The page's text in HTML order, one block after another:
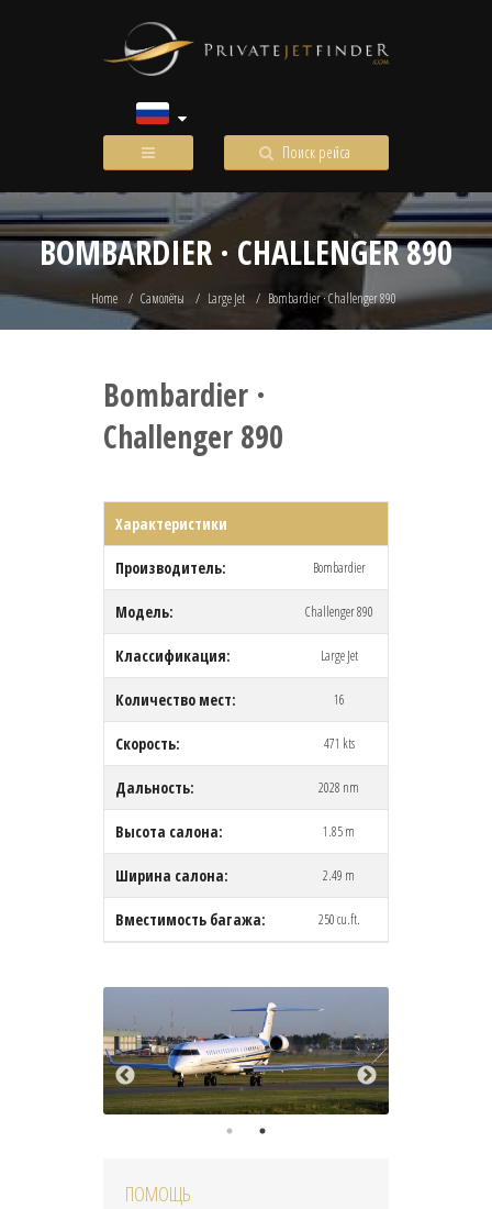
Поиск рейса
BOMBARDIER · CHALLENGER 890
Home Самолёты Large Jet Bombardier · Challenger 890
Bombardier ·
Challenger 890
Характеристики
Производитель: Bombardier
Модель: Challenger 890
Классификация: Large Jet
Количество мест: 16
Скорость: 471 kts
Дальность: 2028 nm
Высота салона: 1.85 m
Ширина салона: 2.49 m
Вместимость багажа: 250 cu.ft.
ПОМОЩЬ